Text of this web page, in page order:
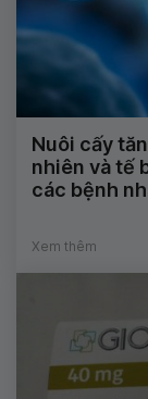
Nuôi cấy
nhiên và tế
các bệnh
Xem thêm